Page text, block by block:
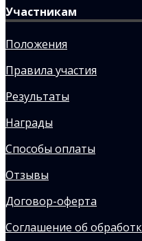
Участникам
Положения
Правила участия
Результаты
Награды
Способы оплаты
Отзывы
Договор-оферта
Соглашение об